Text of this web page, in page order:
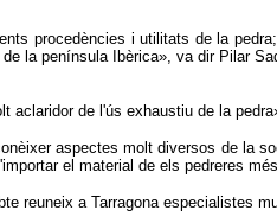
procedències i utilitats de la
la península Ibèrica», va dir Pilar
de l'ús exhaustiu de la
aspectes molt diversos de
el material de els pedreres
reuneix a Tarragona especialistes